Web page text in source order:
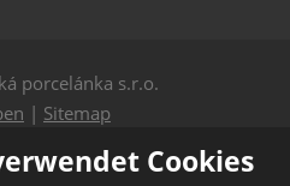
porcelánka s.r.o.
| Sitemap
VON Cookies